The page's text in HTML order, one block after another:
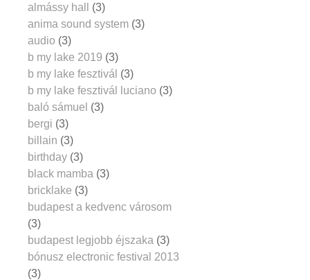
almássy hall
(3)
anima sound system (3)
audio (3)
b my lake 2019 (3)
b my lake fesztivál (3)
b my lake fesztivál luciano (3)
baló sámuel (3)
bergi (3)
billain (3)
birthday (3)
black mamba (3)
bricklake (3)
budapest a kedvenc városom
(3)
budapest legjobb éjszaka (3)
bónusz electronic festival 2013
(3)